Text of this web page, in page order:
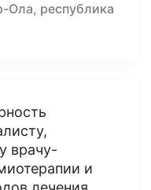
Ола, республика
врачу-
и